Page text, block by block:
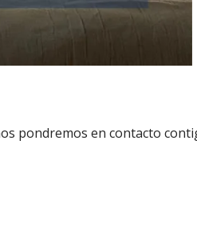
pondremos en contacto